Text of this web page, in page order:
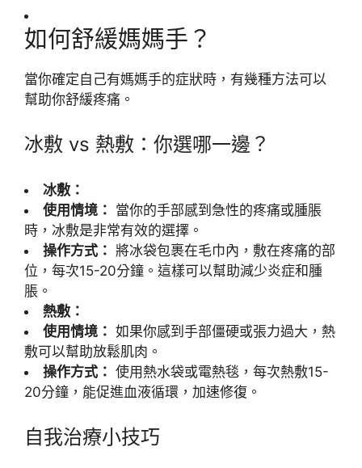
如何舒緩媽媽手？
當你確定自己有媽媽手的症狀時，有幾種方法可以
幫助你舒緩疼痛。
冰敷 vs 熱敷：你選哪一邊？
冰敷：
使用情境： 當你的手部感到急性的疼痛或腫脹
時，冰敷是非常有效的選擇。
操作方式： 將冰袋包裹在毛巾內，敷在疼痛的部
位，每次15-20分鐘。這樣可以幫助減少炎症和腫
脹。
熱敷：
使用情境： 如果你感到手部僵硬或張力過大，熱
敷可以幫助放鬆肌肉。
操作方式： 使用熱水袋或電熱毯，每次熱敷15-
20分鐘，能促進血液循環，加速修復。
自我治療小技巧